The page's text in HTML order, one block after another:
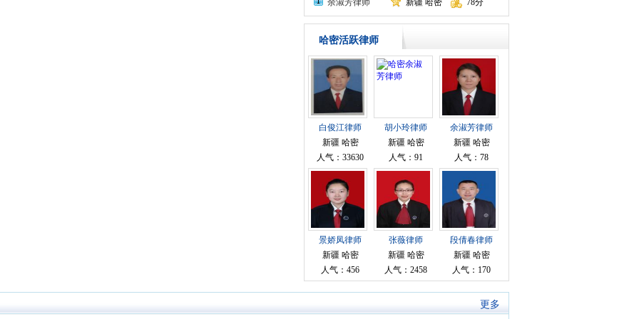
余淑芳律师 新疆 哈密 78分
哈密活跃律师
白俊江律师
新疆 哈密
人气：33630
胡小玲律师
新疆 哈密
人气：91
余淑芳律师
新疆 哈密
人气：78
景娇凤律师
新疆 哈密
人气：456
张薇律师
新疆 哈密
人气：2458
段倩春律师
新疆 哈密
人气：170
更多